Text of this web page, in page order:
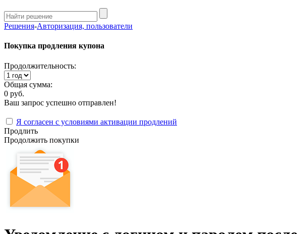
Решения-Авторизация, пользователи
Покупка продления купона
Продолжительность:
Общая сумма:
0 руб.
Ваш запрос успешно отправлен!
Я согласен с условиями активации продлений
Продлить
Продолжить покупки